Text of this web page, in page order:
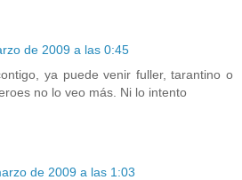
de 2009 a las 0:45
ya puede venir fuller, tarantino o
no lo veo más. Ni lo intento
de 2009 a las 1:03